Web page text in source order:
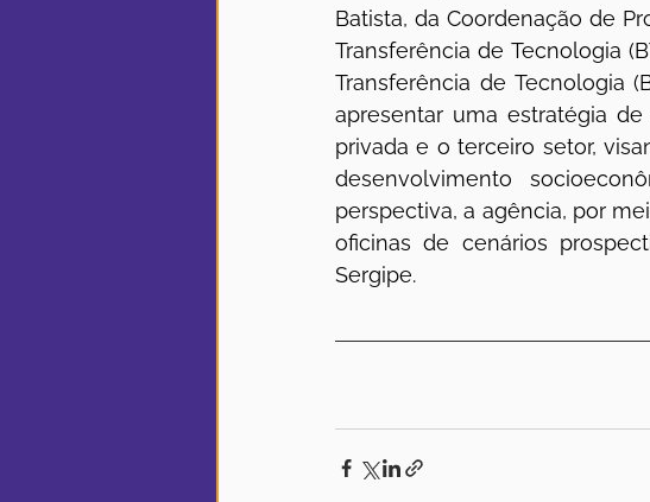
Batista, da Coordenação de
Transferência de Tecnologia
Transferência de Tecnologia
apresentar uma estratégia
privada e o terceiro setor,
desenvolvimento
perspectiva, a agência, por
oficinas de cenários
Sergipe.